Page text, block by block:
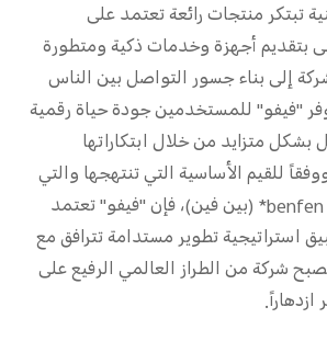
تبتكر منتجات رائعة تعتمد على
بتقديم أجهزة وخدمات ذكية ومتطورة
إلى بناء جسور التواصل بين الناس
"فيفو" للمستخدمين جودة حياة رقمية
متزايد من خلال ابتكاراتها
للقيم الأساسية التي تنتهجها والتي
تشتمل على مفهوم benfen* (بين فين)، فإن "فيفو" تعتمد
استراتيجية تطوير مستدامة تترافق مع
شركة من الطراز العالمي الرفيع على